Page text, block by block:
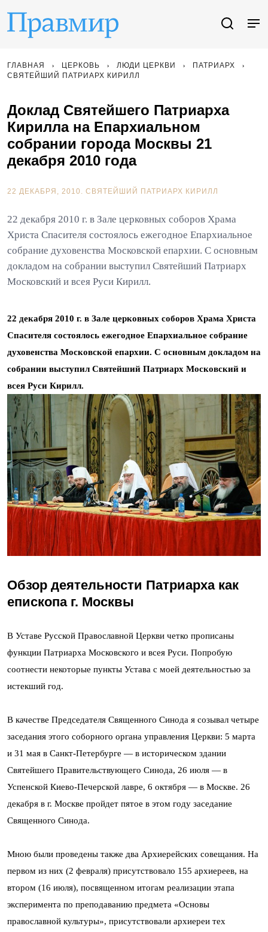
ГЛАВНАЯ ЦЕРКОВЬ ЛЮДИ ЦЕРКВИ
ПАТРИАРХ
СВЯТЕЙШИЙ ПАТРИАРХ КИРИЛЛ
Доклад Святейшего Патриарха
Кирилла на Епархиальном
собрании города Москвы 21
декабря 2010 года
22 ДЕКАБРЯ, 2010. СВЯТЕЙШИЙ ПАТРИАРХ КИРИЛЛ
22 декабря 2010 г. в Зале церковных соборов Храма
Христа Спасителя состоялось ежегодное Епархиальное
собрание духовенства Московской епархии. С основным
докладом на собрании выступил Святейший Патриарх
Московский и всея Руси Кирилл.
22 декабря 2010 г. в Зале церковных соборов Храма Христа
Спасителя состоялось ежегодное Епархиальное собрание
духовенства Московской епархии. С основным докладом на
собрании выступил Святейший Патриарх Московский и
всея Руси Кирилл.
Обзор деятельности Патриарха как
епископа г. Москвы
В Уставе Русской Православной Церкви четко прописаны
функции Патриарха Московского и всея Руси. Попробую
соотнести некоторые пункты Устава с моей деятельностью за
истекший год.
В качестве Председателя Священного Синода я созывал четыре
заседания этого соборного органа управления Церкви: 5 марта
и 31 мая в Санкт-Петербурге — в историческом здании
Святейшего Правительствующего Синода, 26 июля — в
Успенской Киево-Печерской лавре, 6 октября — в Москве. 26
декабря в г. Москве пройдет пятое в этом году заседание
Священного Синода.
Мною были проведены также два Архиерейских совещания. На
первом из них (2 февраля) присутствовало 155 архиереев, на
втором (16 июля), посвященном итогам реализации этапа
эксперимента по преподаванию предмета «Основы
православной культуры», присутствовали архиереи тех